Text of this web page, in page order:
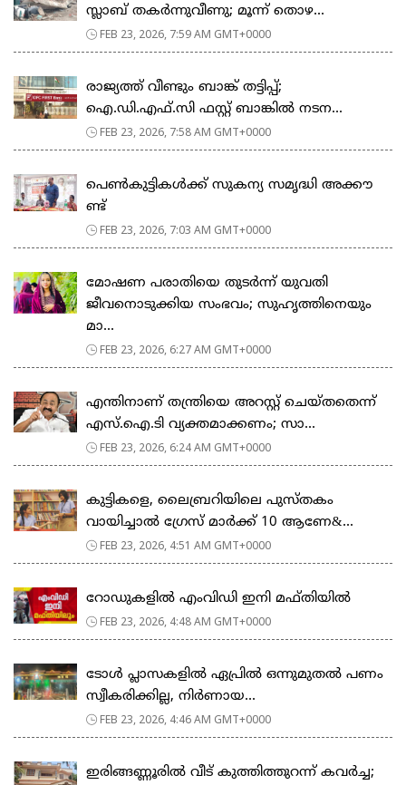
സ്ലാബ് തകർന്നുവീണു; മൂന്ന് തൊഴ...
FEB 23, 2026, 7:59 AM GMT+0000
രാജ്യത്ത് വീണ്ടും ബാങ്ക് തട്ടിപ്പ്;
ഐ.ഡി.എഫ്.സി ഫസ്റ്റ് ബാങ്കിൽ നടന...
FEB 23, 2026, 7:58 AM GMT+0000
പെ​ൺ​കു​ട്ടി​ക​ൾ​ക്ക് സു​ക​ന്യ സ​മൃ​ദ്ധി അ​ക്കൗ​
ണ്ട്
FEB 23, 2026, 7:03 AM GMT+0000
മോഷണ പരാതിയെ തുടര്‍ന്ന് യുവതി
ജീവനൊടുക്കിയ സംഭവം; സുഹൃത്തിനെയും
മാ...
FEB 23, 2026, 6:27 AM GMT+0000
എന്തിനാണ് തന്ത്രിയെ അറസ്റ്റ് ചെയ്തതെന്ന്
എസ്.ഐ.ടി വ്യക്തമാക്കണം; സാ...
FEB 23, 2026, 6:24 AM GMT+0000
കുട്ടികളെ, ലൈബ്രറിയിലെ പുസ്തകം
വായിച്ചാല്‍ ഗ്രേസ് മാര്‍ക്ക് 10 ആണേ&...
FEB 23, 2026, 4:51 AM GMT+0000
റോഡുകളില്‍ എംവിഡി ഇനി മഫ്തിയില്‍
FEB 23, 2026, 4:48 AM GMT+0000
ടോള്‍ പ്ലാസകളില്‍ ഏപ്രില്‍ ഒന്നുമുതല്‍ പണം
സ്വീകരിക്കില്ല, നിര്‍ണായ...
FEB 23, 2026, 4:46 AM GMT+0000
ഇരിങ്ങണ്ണൂരിൽ വീട് കുത്തിത്തുറന്ന് കവർച്ച;